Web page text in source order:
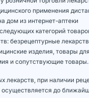
применения
дом из интернет-аптеки
категорий
безрецептурные
изделия, товары
и сопутствующие товары.
лекарств, при наличии
осуществляется до